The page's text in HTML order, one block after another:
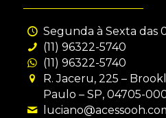
Segunda à Sexta das
(11) 96322-5740
(11) 96322-5740
R. Jaceru, 225 –
Paulo – SP, 04705-